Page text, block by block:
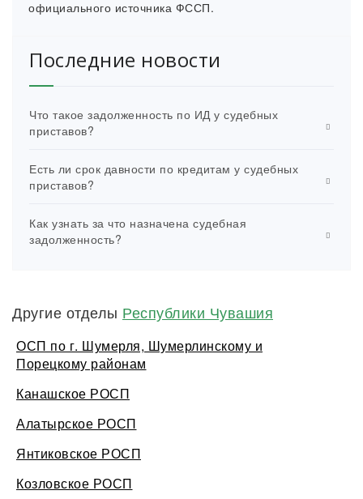
официального источника ФССП.
Последние новости
Что такое задолженность по ИД у судебных
приставов?
Есть ли срок давности по кредитам у судебных
приставов?
Как узнать за что назначена судебная
задолженность?
Другие отделы Республики Чувашия
ОСП по г. Шумерля, Шумерлинскому и
Порецкому районам
Канашское РОСП
Алатырское РОСП
Янтиковское РОСП
Козловское РОСП